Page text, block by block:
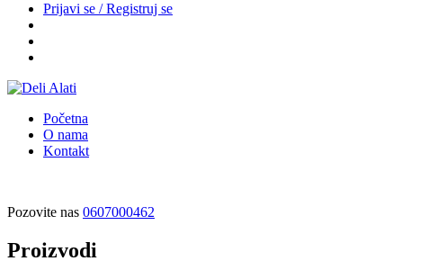
Prijavi se / Registruj se
Početna
O nama
Kontakt
Pozovite nas 0607000462
Proizvodi